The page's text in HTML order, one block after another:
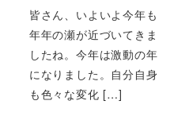
皆さん、いよいよ今年も
年年の瀬が近づいてきま
したね。今年は激動の年
になりました。自分自身
も色々な変化 […]